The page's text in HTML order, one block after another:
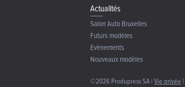
Actualités
Salon Auto Bruxelles
Futurs modèles
Evènements
Nouveaux modèles
©2026 Produpress SA | Vie privée |